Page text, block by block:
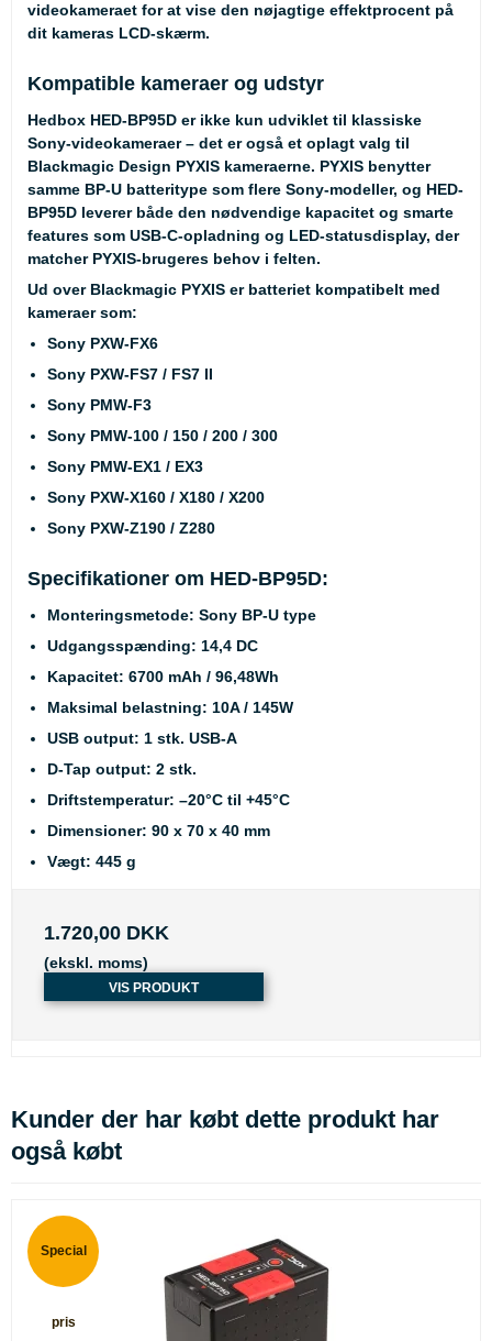
videokameraet for at vise den nøjagtige effektprocent på
dit kameras LCD-skærm.
Kompatible kameraer og udstyr
Hedbox HED-BP95D er ikke kun udviklet til klassiske
Sony-videokameraer – det er også et oplagt valg til
Blackmagic Design PYXIS kameraerne. PYXIS benytter
samme BP-U batteritype som flere Sony-modeller, og HED-
BP95D leverer både den nødvendige kapacitet og smarte
features som USB-C-opladning og LED-statusdisplay, der
matcher PYXIS-brugeres behov i felten.
Ud over Blackmagic PYXIS er batteriet kompatibelt med
kameraer som:
Sony PXW-FX6
Sony PXW-FS7 / FS7 II
Sony PMW-F3
Sony PMW-100 / 150 / 200 / 300
Sony PMW-EX1 / EX3
Sony PXW-X160 / X180 / X200
Sony PXW-Z190 / Z280
Specifikationer om HED-BP95D:
Monteringsmetode: Sony BP-U type
Udgangsspænding: 14,4 DC
Kapacitet: 6700 mAh / 96,48Wh
Maksimal belastning: 10A / 145W
USB output: 1 stk. USB-A
D-Tap output: 2 stk.
Driftstemperatur: –20°C til +45°C
Dimensioner: 90 x 70 x 40 mm
Vægt: 445 g
1.720,00 DKK
(ekskl. moms)
VIS PRODUKT
Kunder der har købt dette produkt har
også købt
Special
pris